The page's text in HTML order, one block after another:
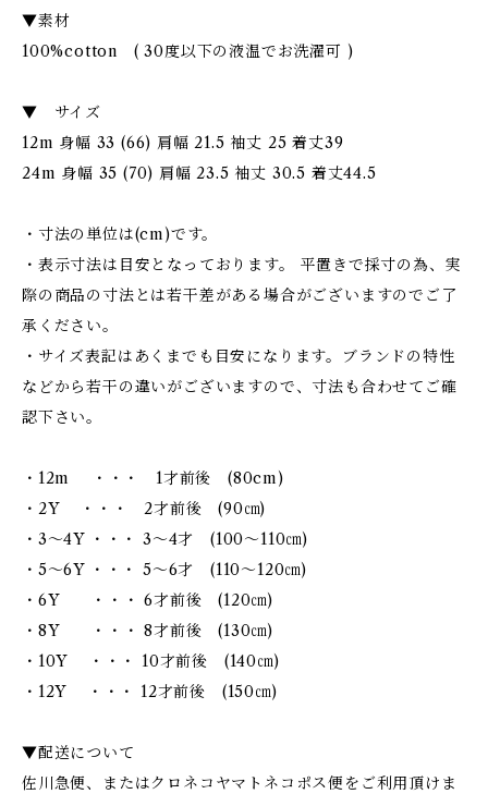
▼素材
100%cotton ( 30度以下の液温でお洗濯可 )
▼ サイズ
12m 身幅 33 (66) 肩幅 21.5 袖丈 25 着丈39
24m 身幅 35 (70) 肩幅 23.5 袖丈 30.5 着丈44.5
・寸法の単位は(cm)です。
・表示寸法は目安となっております。 平置きで採寸の為、実
際の商品の寸法とは若干差がある場合がございますのでご了
承ください。
・サイズ表記はあくまでも目安になります。ブランドの特性
などから若干の違いがございますので、寸法も合わせてご確
認下さい。
・12m ・・・ 1才前後 (80cm)
・2Y ・・・ 2才前後 (90㎝)
・3～4Y ・・・ 3～4才 (100～110㎝)
・5～6Y ・・・ 5～6才 (110～120㎝)
・6Y ・・・ 6才前後 (120㎝)
・8Y ・・・ 8才前後 (130㎝)
・10Y ・・・ 10才前後 (140㎝)
・12Y ・・・ 12才前後 (150㎝)
▼配送について
佐川急便、またはクロネコヤマトネコポス便をご利用頂けま